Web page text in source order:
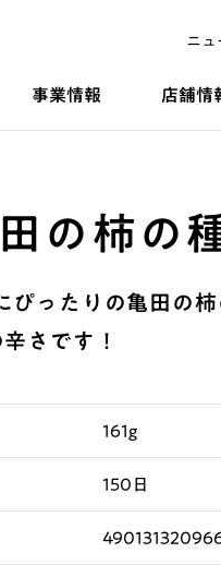
事業情報 店舗情
ニュ
の柿の
ぴったりの亀田の
さです！
161g
150日